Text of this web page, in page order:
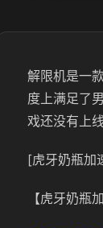
解限机是一
度上满足了
戏还没有上
[虎牙奶瓶加
【虎牙奶瓶